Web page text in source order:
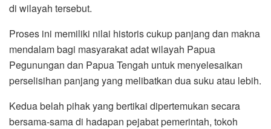
di wilayah tersebut.
Proses ini memiliki nilai historis cukup panjang dan makna
mendalam bagi masyarakat adat wilayah Papua
Pegunungan dan Papua Tengah untuk menyelesaikan
perselisihan panjang yang melibatkan dua suku atau lebih.
Kedua belah pihak yang bertikai dipertemukan secara
bersama-sama di hadapan pejabat pemerintah, tokoh